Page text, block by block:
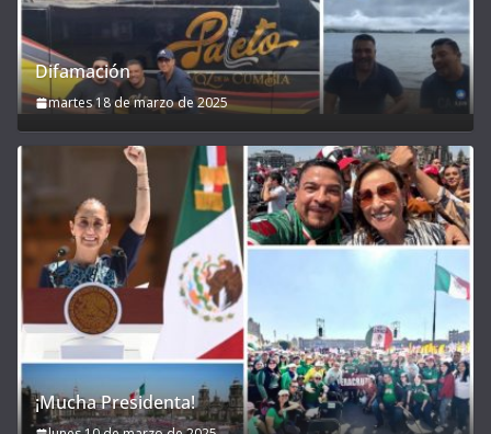
Difamación
martes 18 de marzo de 2025
¡Mucha Presidenta!